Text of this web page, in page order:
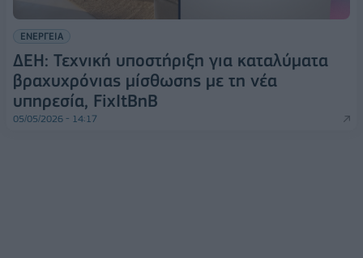
ΕΝΕΡΓΕΙΑ
ΔΕΗ: Τεχνική υποστήριξη για καταλύματα
βραχυχρόνιας μίσθωσης με τη νέα
υπηρεσία, FixItBnB
05/05/2026 - 14:17